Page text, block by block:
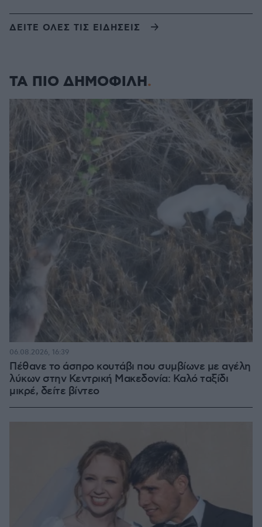
ΔΕΙΤΕ ΟΛΕΣ ΤΙΣ ΕΙΔΗΣΕΙΣ
ΤΑ ΠΙΟ ΔΗΜΟΦΙΛΗ
Πέθανε το άσπρο κουτάβι που συμβίωνε με αγέλη
λύκων στην Κεντρική Μακεδονία: Καλό ταξίδι
μικρέ, δείτε βίντεο
06.08.2026, 16:39